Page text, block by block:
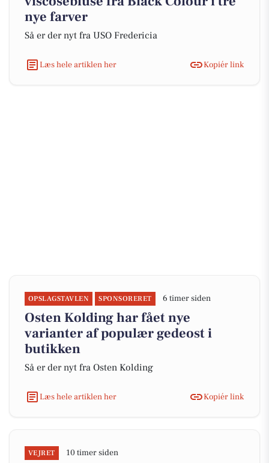
nye farver
Så er der nyt fra USO Fredericia
Læs hele artiklen her Kopiér link
OPSLAGSTAVLEN SPONSORERET 6 timer siden
Osten Kolding har fået nye
varianter af populær gedeost i
butikken
Så er der nyt fra Osten Kolding
Læs hele artiklen her Kopiér link
VEJRET 10 timer siden